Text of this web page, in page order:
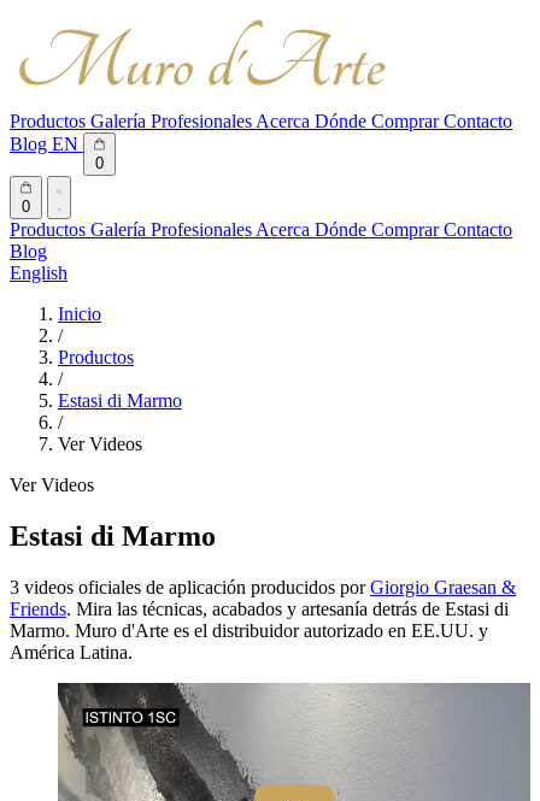
Productos Galería Profesionales Acerca Dónde ComprarContacto
Blog EN
0
0
Productos Galería Profesionales Acerca Dónde ComprarContacto
Blog
English
Inicio
/
Productos
/
Estasi di Marmo
/
Ver Videos
Ver Videos
Estasi di Marmo
3 videos oficiales de aplicación producidos porGiorgio Graesan &
Friends. Mira las técnicas, acabados y artesanía detrás de Estasi di
Marmo. Muro d'Arte es el distribuidor autorizado en EE.UU. y
América Latina.